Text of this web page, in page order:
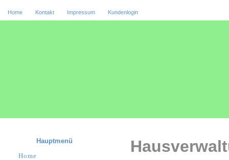
Home Kontakt Impressum Kundenlogin
Hauptmenü
Home